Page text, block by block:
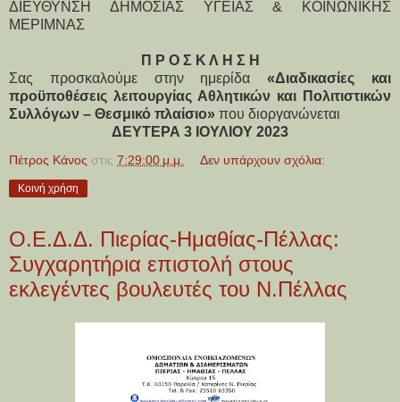
ΔΙΕΥΘΥΝΣΗ ΔΗΜΟΣΙΑΣ ΥΓΕΙΑΣ & ΚΟΙΝΩΝΙΚΗΣ
ΜΕΡΙΜΝΑΣ
Π Ρ Ο Σ Κ Λ Η Σ Η
Σας προσκαλούμε στην ημερίδα«Διαδικασίες και
προϋποθέσεις λειτουργίας Αθλητικών και Πολιτιστικών
Συλλόγων – Θεσμικό πλαίσιο» που διοργανώνεται
ΔΕΥΤΕΡΑ 3 ΙΟΥΛΙΟΥ 2023
Πέτρος Κάνος στις 7:29:00 μ.μ. Δεν υπάρχουν σχόλια:
Κοινή χρήση
Ο.Ε.Δ.Δ. Πιερίας-Ημαθίας-Πέλλας:
Συγχαρητήρια επιστολή στους
εκλεγέντες βουλευτές του Ν.Πέλλας